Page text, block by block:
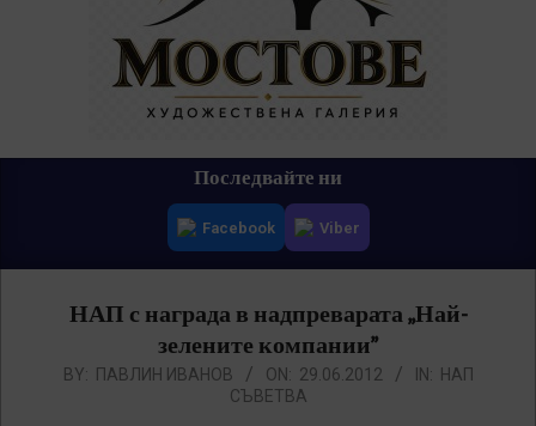
Последвайте ни
Facebook Viber
НАП с награда в надпреварата „Най-
зелените компании”
BY: ПАВЛИН ИВАНОВ ON: 29.06.2012 IN: НАП
СЪВЕТВА